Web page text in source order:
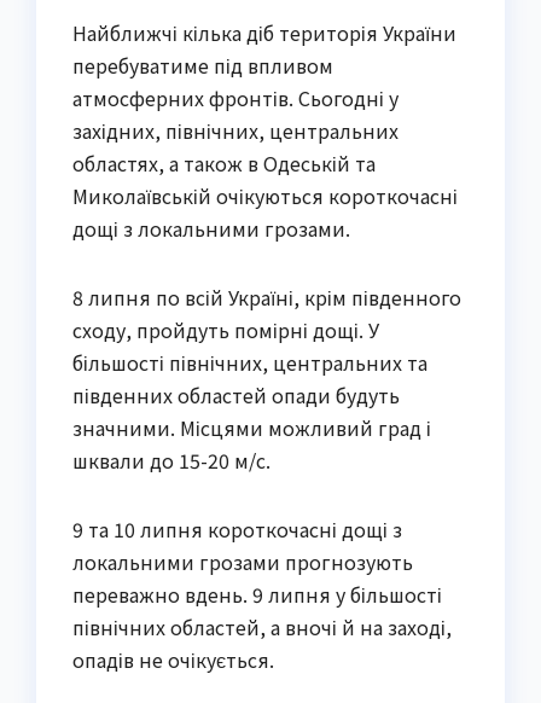
Найближчі кілька діб територія України
перебуватиме під впливом
атмосферних фронтів. Сьогодні у
західних, північних, центральних
областях, а також в Одеській та
Миколаївській очікуються короткочасні
дощі з локальними грозами.
8 липня по всій Україні, крім південного
сходу, пройдуть помірні дощі. У
більшості північних, центральних та
південних областей опади будуть
значними. Місцями можливий град і
шквали до 15-20 м/с.
9 та 10 липня короткочасні дощі з
локальними грозами прогнозують
переважно вдень. 9 липня у більшості
північних областей, а вночі й на заході,
опадів не очікується.